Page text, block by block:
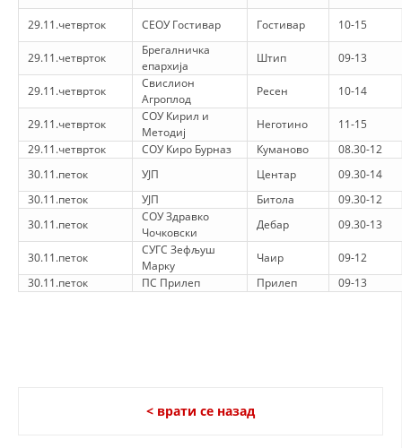
29.11.четврток СЕОУ Гостивар Гостивар 10-15
29.11.четврток
Брегалничка
епархија
Штип 09-13
29.11.четврток
Свислион
Агроплод
Ресен 10-14
29.11.четврток
СОУ Кирил и
Методиј
Неготино
11-15
29.11.четврток
СОУ Киро Бурназ Куманово
08.30-12
30.11.петок
УЈП Центар
09.30-14
30.11.петок
УЈП Битола
09.30-12
30.11.петок
СОУ Здравко
Чочковски
Дебар 09.30-13
30.11.петок
СУГС Зефљуш
Марку
Чаир
09-12
30.11.петок
ПС Прилеп Прилеп 09-13
< врати се назад